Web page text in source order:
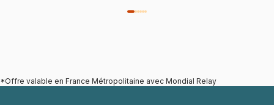
*Offre valable en France Métropolitaine avec Mondial Relay